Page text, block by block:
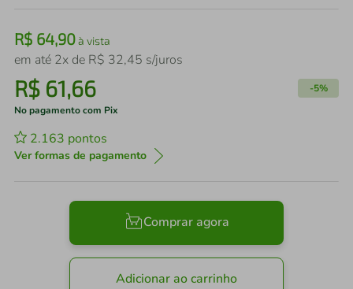
R$ 64,90à vista
em até 2x de R$ 32,45 s/juros
R$ 61,66 -5%
No pagamento com Pix
2.163 pontos
Ver formas de pagamento
Comprar agora
Adicionar ao carrinho